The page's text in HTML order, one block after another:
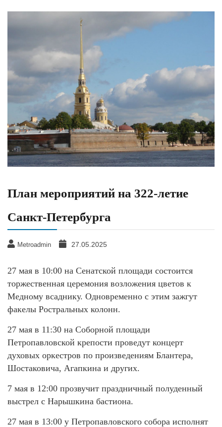
План мероприятий на 322-летие
Санкт-Петербурга
Metroadmin 27.05.2025
27 мая в 10:00 на Сенатской площади состоится
торжественная церемония возложения цветов к
Медному всаднику. Одновременно с этим зажгут
факелы Ростральных колонн.
27 мая в 11:30 на Соборной площади
Петропавловской крепости проведут концерт
духовых оркестров по произведениям Блантера,
Шостаковича, Агапкина и других.
7 мая в 12:00 прозвучит праздничный полуденный
выстрел с Нарышкина бастиона.
27 мая в 13:00 у Петропавловского собора исполнят